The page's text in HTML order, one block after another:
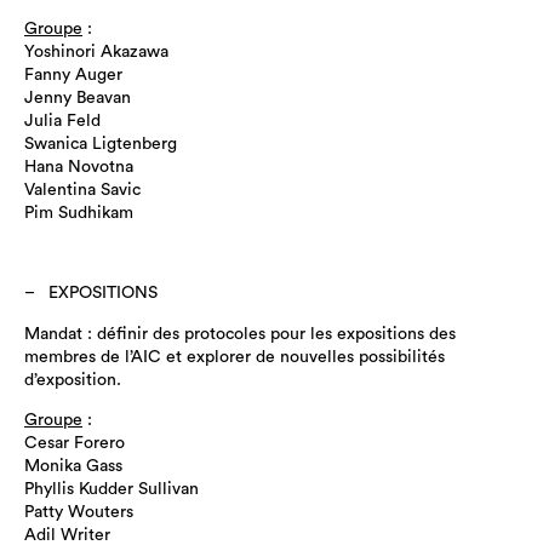
Groupe :
Yoshinori Akazawa
Fanny Auger
Jenny Beavan
Julia Feld
Swanica Ligtenberg
Hana Novotna
Valentina Savic
Pim Sudhikam
EXPOSITIONS
Mandat : définir des protocoles pour les expositions des
membres de l’AIC et explorer de nouvelles possibilités
d’exposition.
Groupe :
Cesar Forero
Monika Gass
Phyllis Kudder Sullivan
Patty Wouters
Adil Writer